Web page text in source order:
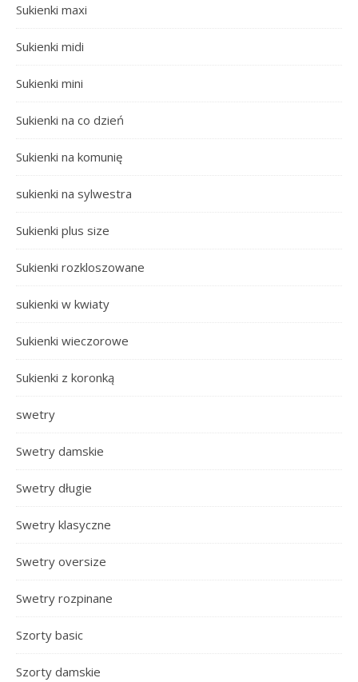
Sukienki maxi
Sukienki midi
Sukienki mini
Sukienki na co dzień
Sukienki na komunię
sukienki na sylwestra
Sukienki plus size
Sukienki rozkloszowane
sukienki w kwiaty
Sukienki wieczorowe
Sukienki z koronką
swetry
Swetry damskie
Swetry długie
Swetry klasyczne
Swetry oversize
Swetry rozpinane
Szorty basic
Szorty damskie